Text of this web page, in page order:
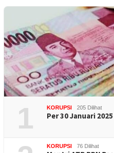
1 KORUPSI 205 Dilihat
Per 30 Januari
KORUPSI 76 Dilihat